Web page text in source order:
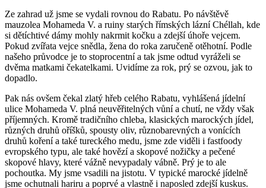
Ze zahrad už jsme se vydali rovnou do Rabatu. Po návštěvě
mauzolea Mohameda V. a ruiny starých římských lázní Chéllah, kde
si dětíchtivé dámy mohly nakrmit kočku a zdejší úhoře vejcem.
Pokud zvířata vejce snědla, žena do roka zaručeně otěhotní. Podle
našeho průvodce je to stoprocentní a tak jsme odtud vyráželi se
dvěma matkami čekatelkami. Uvidíme za rok, prý se ozvou, jak to
dopadlo.
Pak nás ovšem čekal zlatý hřeb celého Rabatu, vyhlášená jídelní
ulice Mohameda V. plná neuvěřitelných vůní a chutí, ne vždy však
příjemných. Kromě tradičního chleba, klasických marockých jídel,
různých druhů oříšků, spousty oliv, různobarevných a vonících
druhů koření a také tureckého medu, jsme zde viděli i fastfoody
evropského typu, ale také hovězí a skopové nožičky a pečené
skopové hlavy, které vážně nevypadaly vábně. Prý je to ale
pochoutka. My jsme vsadili na jistotu. V typické marocké jídelně
jsme ochutnali hariru a poprvé a vlastně i naposled zdejší kuskus.